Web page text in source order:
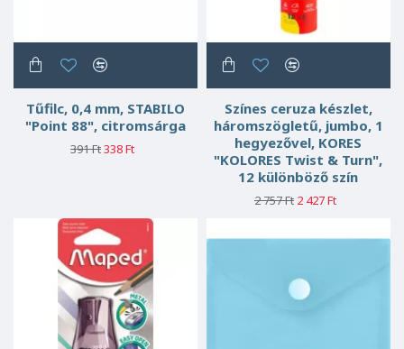
Tűfilc, 0,4 mm, STABILO
"Point 88", citromsárga
391 Ft338 Ft
Színes ceruza készlet,
háromszögletű, jumbo, 1
hegyezővel, KORES
"KOLORES Twist & Turn",
12 különböző szín
2 757 Ft 2 427 Ft